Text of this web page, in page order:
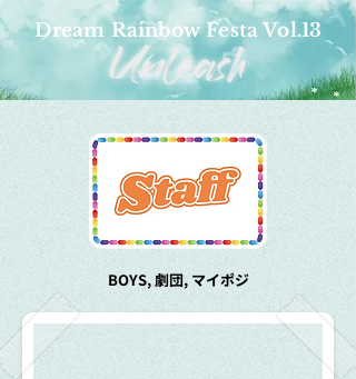
Dream Rainbow Festa Vol.13
BOYS, 劇団, マイポジ